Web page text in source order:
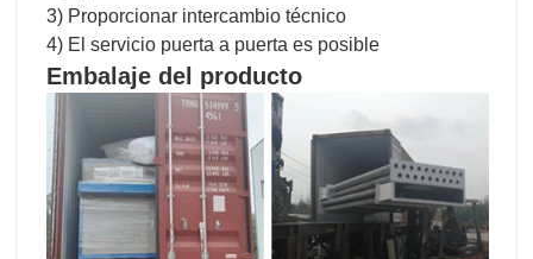
3) Proporcionar intercambio técnico
4) El servicio puerta a puerta es posible
Embalaje del producto